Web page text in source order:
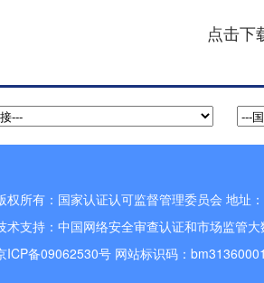
点击下
权所有：国家认证认可监督管理委员会 地址
术支持： 中国网络安全审查认证和市场监管
ICP备09062530号 网站标识码：